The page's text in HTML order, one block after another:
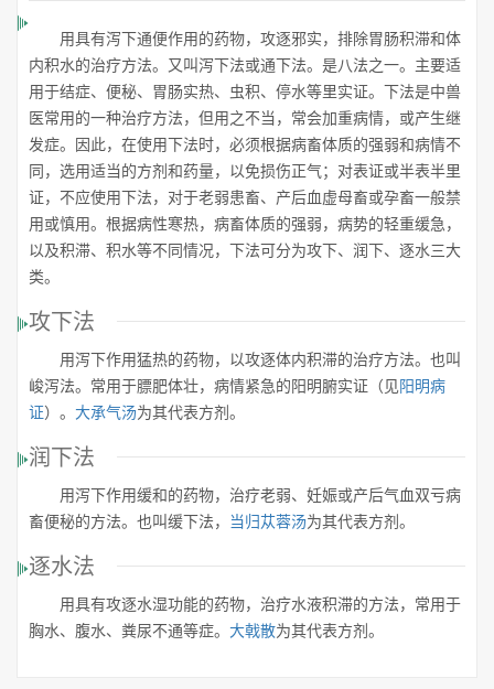
用具有泻下通便作用的药物，攻逐邪实，排除胃肠积滞和体
内积水的治疗方法。又叫泻下法或通下法。是八法之一。主要适
用于结症、便秘、胃肠实热、虫积、停水等里实证。下法是中兽
医常用的一种治疗方法，但用之不当，常会加重病情，或产生继
发症。因此，在使用下法时，必须根据病畜体质的强弱和病情不
同，选用适当的方剂和药量，以免损伤正气；对表证或半表半里
证，不应使用下法，对于老弱患畜、产后血虚母畜或孕畜一般禁
用或慎用。根据病性寒热，病畜体质的强弱，病势的轻重缓急，
以及积滞、积水等不同情况，下法可分为攻下、润下、逐水三大
类。
攻下法
用泻下作用猛热的药物，以攻逐体内积滞的治疗方法。也叫
峻泻法。常用于膘肥体壮，病情紧急的阳明腑实证（见阳明病
证）。 大承气汤为其代表方剂。
润下法
用泻下作用缓和的药物，治疗老弱、妊娠或产后气血双亏病
畜便秘的方法。也叫缓下法，
当归苁蓉汤为其代表方剂。
逐水法
用具有攻逐水湿功能的药物，治疗水液积滞的方法，常用于
胸水、腹水、粪尿不通等症。 大戟散为其代表方剂。